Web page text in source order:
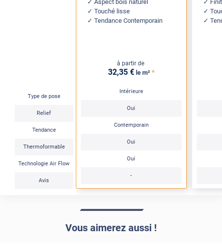
Type de pose
Relief
Tendance
Thermoformable
Technologie Air Flow
Avis
Aspect bois naturel
Touché lisse
Tendance Contemporain
à partir de
32,35 € le m² *
Intérieure
Oui
Contemporain
Oui
Oui
-
Vous aimerez aussi !